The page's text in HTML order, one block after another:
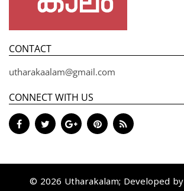
CONTACT
utharakaalam@gmail.com
CONNECT WITH US
© 2026 Utharakalam; Developed by